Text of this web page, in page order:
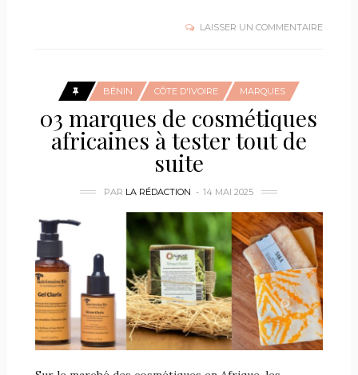
LAISSER UN COMMENTAIRE
BÉNIN CÔTE D'IVOIRE MARQUES
03 marques de cosmétiques
africaines à tester tout de
suite
PAR LA RÉDACTION 14 MAI 2025